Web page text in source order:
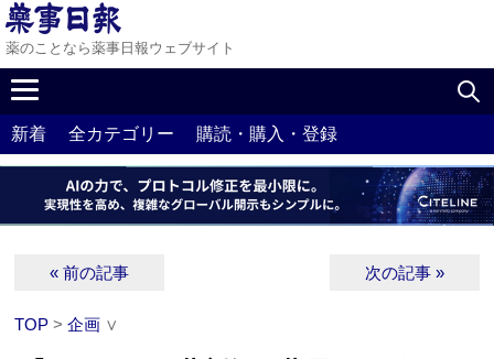
薬のことなら薬事日報ウェブサイト
新着 全カテゴリー 購読・購入・登録
« 前の記事 次の記事 »
TOP >企画 ∨